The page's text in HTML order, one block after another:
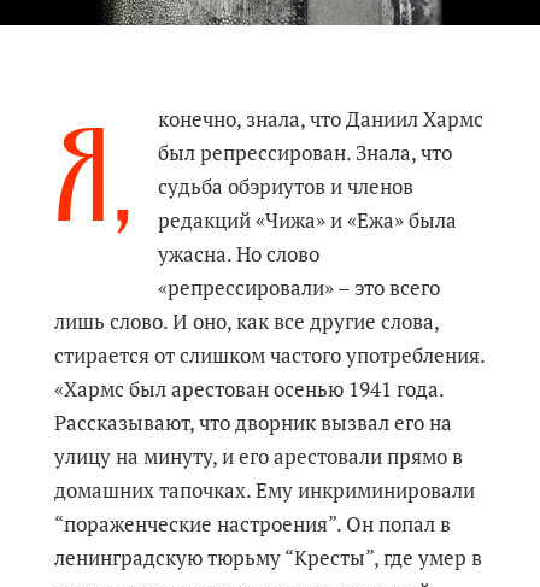
Я,
конечно, знала, что Даниил Хармс
был репрессирован. Знала, что
судьба обэриутов и членов
редакций «Чижа» и «Ежа» была
ужасна. Но слово
«репрессировали» – это всего
лишь слово. И оно, как все другие слова,
стирается от слишком частого употребления.
«Хармс был арестован осенью 1941 года.
Рассказывают, что дворник вызвал его на
улицу на минуту, и его арестовали прямо в
домашних тапочках. Ему инкриминировали
“пораженческие настроения”. Он попал в
ленинградскую тюрьму “Кресты”, где умер в